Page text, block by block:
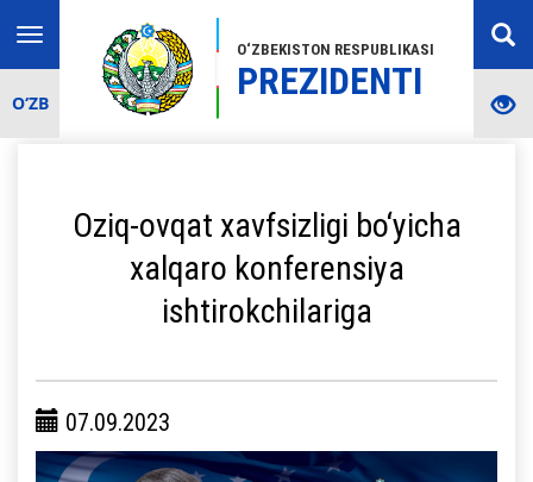
O‘ZBEKISTON RESPUBLIKASI
PREZIDENTI
Toggle
navigation
O‘ZB
Oziq-ovqat xavfsizligi bo‘yicha
xalqaro konferensiya
ishtirokchilariga
07.09.2023